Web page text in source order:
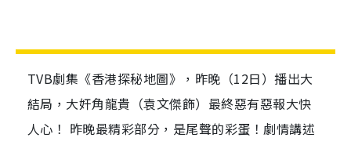
TVB劇集《香港探秘地圖》，昨晚（12日）播出大
結局，大奸角龍貴（袁文傑飾）最終惡有惡報大快
人心！ 昨晚最精彩部分，是尾聲的彩蛋！劇情講述